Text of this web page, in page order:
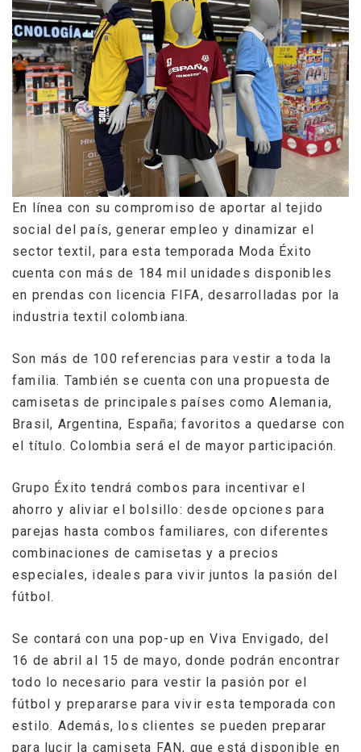
En línea con su compromiso de aportar al tejido
social del país, generar empleo y dinamizar el
sector textil, para esta temporada Moda Éxito
cuenta con más de 184 mil unidades disponibles
en prendas con licencia FIFA, desarrolladas por la
industria textil colombiana.
Son más de 100 referencias para vestir a toda la
familia. También se cuenta con una propuesta de
camisetas de principales países como Alemania,
Brasil, Argentina, España; favoritos a quedarse con
el título. Colombia será el de mayor participación.
Grupo Éxito tendrá combos para incentivar el
ahorro y aliviar el bolsillo: desde opciones para
parejas hasta combos familiares, con diferentes
combinaciones de camisetas y a precios
especiales, ideales para vivir juntos la pasión del
fútbol.
Se contará con una pop-up en Viva Envigado, del
16 de abril al 15 de mayo, donde podrán encontrar
todo lo necesario para vestir la pasión por el
fútbol y prepararse para vivir esta temporada con
estilo. Además, los clientes se pueden preparar
para lucir la camiseta FAN, que está disponible en